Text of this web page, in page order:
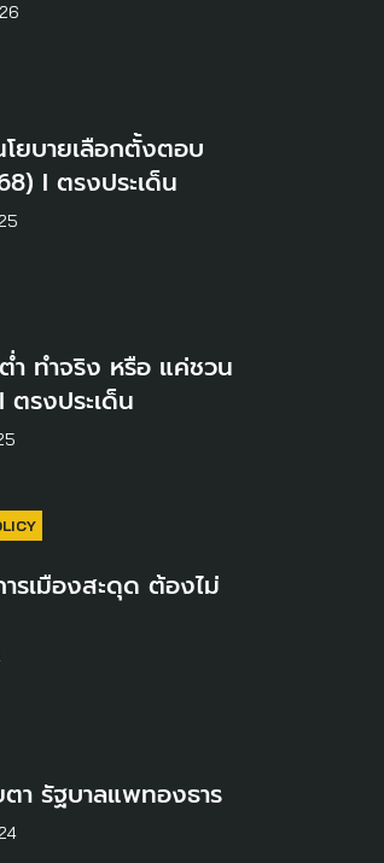
ยบายเลือกตั้งตอบ
I ตรงประเด็น
ำ ทำจริง หรือ แค่ชวน
รงประเด็น
รเมืองสะดุด ต้องไม่
า รัฐบาลแพทองธาร